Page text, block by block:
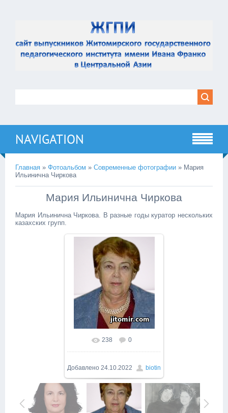
NAVIGATION
Главная » Фотоальбом » Современные фотографии » Мария
Ильинична Чиркова
Мария Ильинична Чиркова
Мария Ильинична Чиркова. В разные годы куратор нескольких
казахских групп.
238 0
Добавлено 24.10.2022 biotin